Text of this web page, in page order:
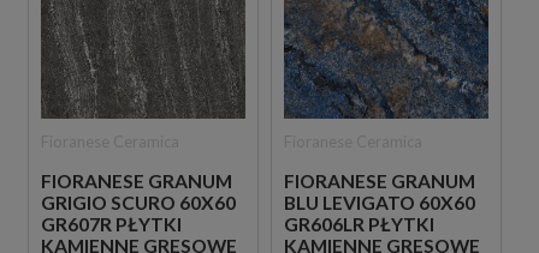
FIORANESE GRANUM
GRIGIO SCURO 60X60
GR607R PŁYTKI
KAMIENNE GRESOWE
FIORANESE GRANUM
BLU LEVIGATO 60X60
GR606LR PŁYTKI
KAMIENNE GRESOWE